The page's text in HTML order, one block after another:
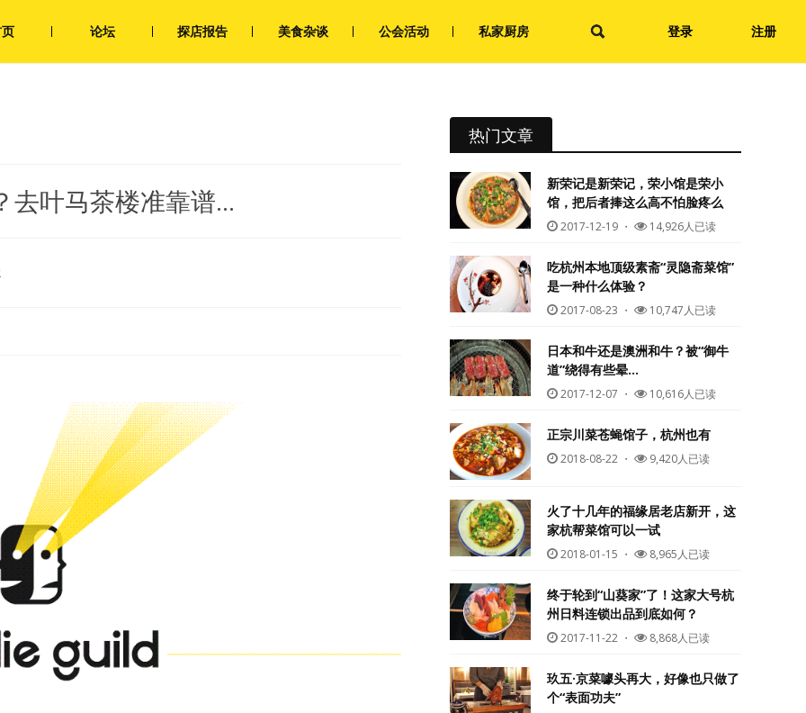
登录 注册
论坛 探店报告 美食杂谈 公会活动 私家厨房
去叶马茶楼准靠谱…
热门文章
新荣记是新荣记，荣小馆是荣小
馆，把后者捧这么高不怕脸疼么
2017-12-19 ・ 14,926人已读
吃杭州本地顶级素斋“灵隐斋菜馆”
是一种什么体验？
2017-08-23 ・ 10,747人已读
日本和牛还是澳洲和牛？被“御牛
道”绕得有些晕…
2017-12-07 ・ 10,616人已读
正宗川菜苍蝇馆子，杭州也有
2018-08-22 ・ 9,420人已读
火了十几年的福缘居老店新开，这
家杭帮菜馆可以一试
2018-01-15 ・ 8,965人已读
终于轮到“山葵家”了！这家大号杭
州日料连锁出品到底如何？
2017-11-22 ・ 8,868人已读
玖五·京菜噱头再大，好像也只做了
个“表面功夫”